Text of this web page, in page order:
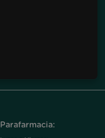
Parafarmacia: